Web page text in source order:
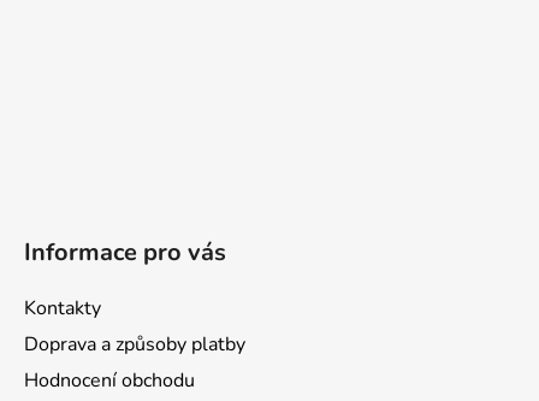
Informace pro vás
Kontakty
Doprava a způsoby platby
Hodnocení obchodu